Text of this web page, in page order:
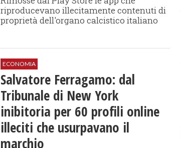
riproducevano illecitamente contenuti di
proprietà dell'organo calcistico italiano
ECONOMIA
Salvatore Ferragamo: dal
Tribunale di New York
inibitoria per 60 profili online
illeciti che usurpavano il
marchio